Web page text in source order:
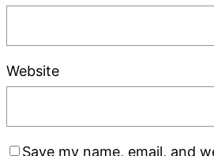
Website
Save my name, email, and